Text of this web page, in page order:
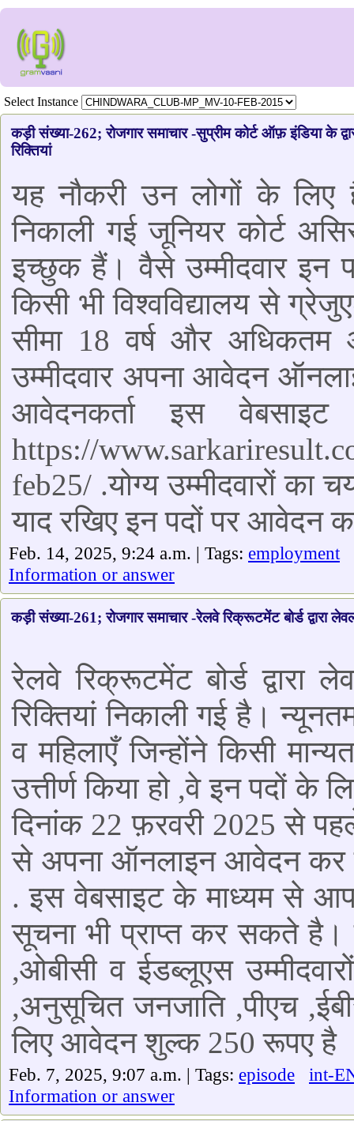
Select Instance
कड़ी संख्या-262; रोजगार समाचार -सुप्रीम कोर्ट ऑफ़ इंडिया के
रिक्तियां
यह नौकरी उन लोगों के लिए
निकाली गई जूनियर कोर्ट
इच्छुक हैं। वैसे उम्मीदवार
किसी भी विश्वविद्यालय से
सीमा 18 वर्ष और अधिकतम
उम्मीदवार अपना आवेदन
आवेदनकर्ता इस
https://
feb25/ .योग्य उम्मीदवारों का
याद रखिए इन पदों पर आवेदन
Feb. 14, 2025, 9:24 a.m. | Tags: employment
Information or answer
कड़ी संख्या-261; रोजगार समाचार -रेलवे रिक्रूटमेंट बोर्ड द्वारा
रेलवे रिक्रूटमेंट बोर्ड
रिक्तियां निकाली गई है।
व महिलाएँ जिन्होंने किसी
उत्तीर्ण किया हो ,वे इन पदों
दिनांक 22 फ़रवरी 2025 से
से अपना ऑनलाइन आवेदन कर
. इस वेबसाइट के माध्यम से
सूचना भी प्राप्त कर सकते है।
,ओबीसी व ईडब्लूएस
,अनुसूचित जनजाति ,पीएच
लिए आवेदन शुल्क 250 रूपए है
Feb. 7, 2025, 9:07 a.m. | Tags: episode
int-
Information or answer